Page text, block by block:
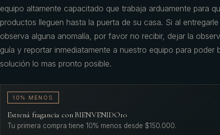
equipo altamente capacitado que trabaja arduamente para
productos lleguen hasta la puerta de su casa. Si al
observa alguna anomalía, por favor no recibir, dejar la
guía y reportar inmediatamente a nuestro equipo para poder
solución lo mas pronto posible.
10% MENOS
Estrená fragancia con BIENVENIDO10
Tu primera compra tiene 10% menos desde $150.000.